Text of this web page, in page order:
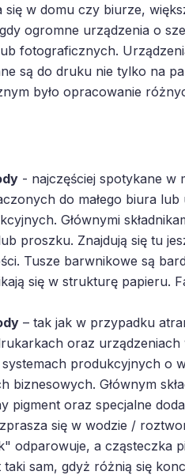
w domu czy biurze,
ogromne urządzenia o
fotograficznych.
są do druku nie tylko na
było opracowanie
- najczęściej spotykane w
do małego biura
Głównymi
proszku. Znajdują się tu
Tusze barwnikowe są
się w strukturę papieru.
– tak jak w przypadku
oraz
produkcyjnych o
Głównym
pigment oraz specjalne
się w wodzie /
odparowuje, a cząsteczka
sam, gdyż różnią się